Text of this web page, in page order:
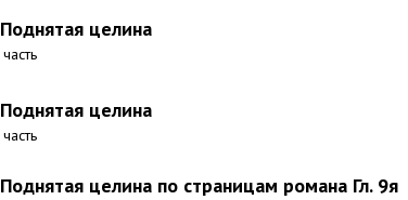
целина
целина
целина по страницам романа Гл. 9я